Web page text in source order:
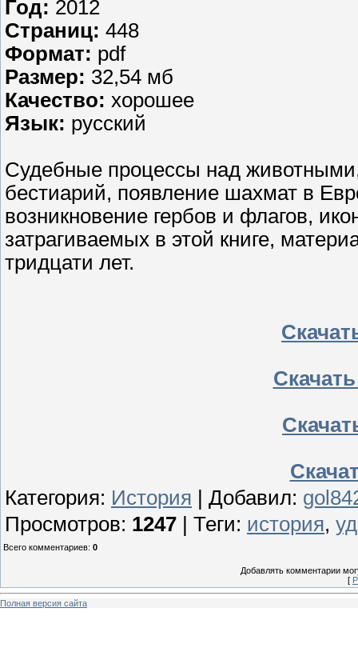
Год: 2012
Страниц: 448
Формат: pdf
Размер: 32,54 мб
Качество: хорошее
Язык: русский
Судебные процессы над
бестиарий, появление шахмат в
возникновение гербов и флагов,
затрагиваемых в этой книге,
тридцати лет.
Категория: История Добавил:
Просмотров: 1247 Теги: история,
Всего комментариев: 0
Добавлять комментарии
[
Полная версия сайта